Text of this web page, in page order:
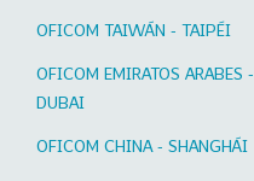
OFICOM TAIWÁN - TAIPÉI
OFICOM EMIRATOS ARABES -
DUBAI
OFICOM CHINA - SHANGHÁI